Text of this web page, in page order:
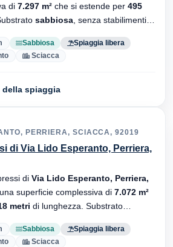
di 7.297 m² che si estende per 495
sabbiosa , senza stabilimenti
Sabbiosa
Spiaggia libera
Sciacca
della spiaggia
PERRIERA, SCIACCA, 92019
di Via Lido Esperanto, Perriera,
di Via Lido Esperanto, Perriera,
superficie complessiva di 7.072 m²
metri di lunghezza. Substrato
Sabbiosa
Spiaggia libera
Sciacca